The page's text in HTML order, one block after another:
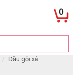
0
Dầu gội xả